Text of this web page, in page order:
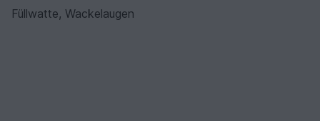
Füllwatte, Wackelaugen